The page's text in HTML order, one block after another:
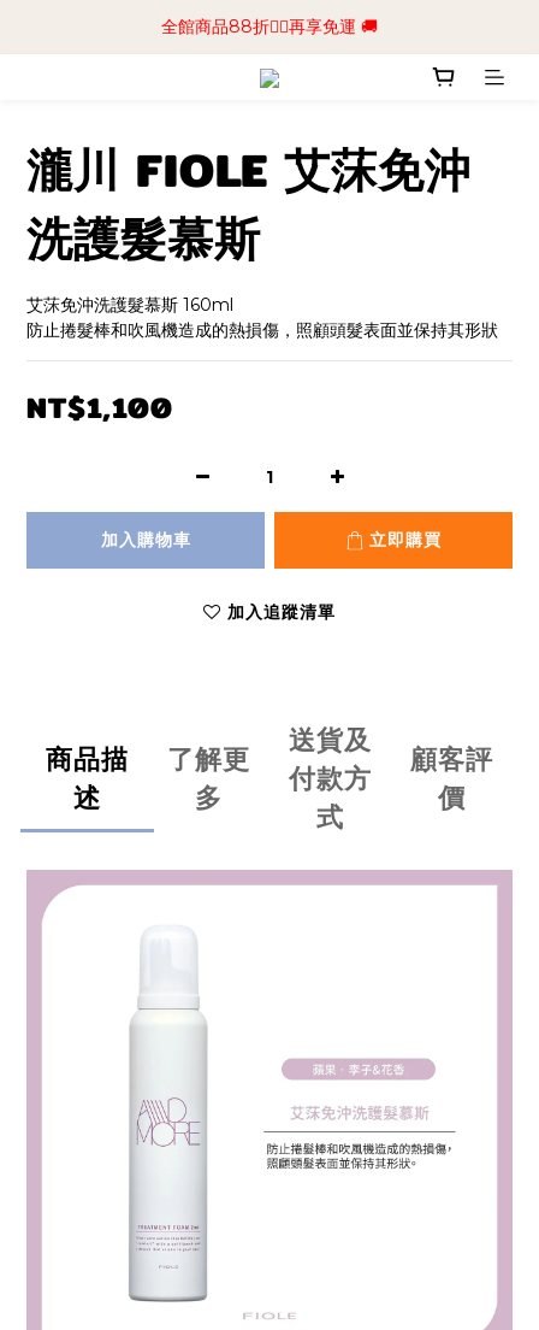
📢加入商城會員領$50💰購物金📢立即註冊
全館商品88折🧔‍♂️再享免運 🚚
📢加入商城會員領$50💰購物金📢立即註冊
瀧川 FIOLE 艾莯免沖
洗護髮慕斯
艾莯免沖洗護髮慕斯 160ml
防止捲髮棒和吹風機造成的熱損傷，照顧頭髮表面並保持其形狀
NT$1,100
加入購物車 立即購買
加入追蹤清單
商品描
述
了解更
多
送貨及
付款方
式
顧客評
價